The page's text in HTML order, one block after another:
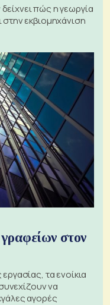
πώς η γεωργία
εκβιομηχάνιση
γραφείων στον
τα ενοίκια
να
αγορές